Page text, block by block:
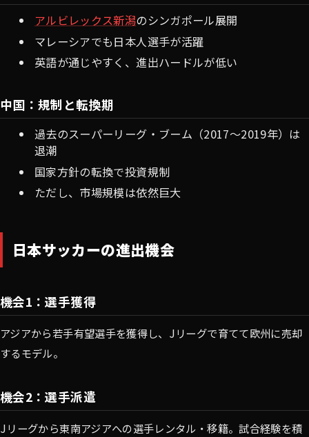
アルビレックス新潟のシンガポール展開
マレーシアでも日本人選手が活躍
英語が通じやすく、進出ハードルが低い
中国：規制と転換期
過去のスーパーリーグ・ブーム（2017〜2019年）は
退潮
国家方針の転換で投資規制
ただし、市場規模は依然巨大
日本サッカーの進出機会
機会1：選手獲得
アジアから若手有望選手を獲得し、Jリーグで育てて欧州に売却
するモデル。
機会2：選手派遣
Jリーグから東南アジアへの選手レンタル・移籍。試合経験を積